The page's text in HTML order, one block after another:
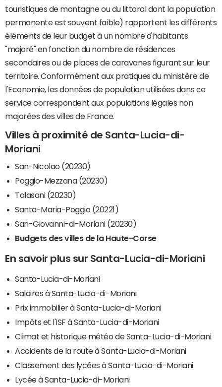
touristiques de montagne ou du littoral dont la population
permanente est souvent faible) rapportent les différents
éléments de leur budget à un nombre d'habitants
"majoré" en fonction du nombre de résidences
secondaires ou de places de caravanes figurant sur leur
territoire. Conformément aux pratiques du ministère de
l'Economie, les données de population utilisées dans ce
service correspondent aux populations légales non
majorées des villes de France.
Villes à proximité de Santa-Lucia-di-
Moriani
San-Nicolao (20230)
Poggio-Mezzana (20230)
Talasani (20230)
Santa-Maria-Poggio (20221)
San-Giovanni-di-Moriani (20230)
Budgets des villes de la Haute-Corse
En savoir plus sur Santa-Lucia-di-Moriani
Santa-Lucia-di-Moriani
Salaires à Santa-Lucia-di-Moriani
Prix immobilier à Santa-Lucia-di-Moriani
Impôts et l'ISF à Santa-Lucia-di-Moriani
Climat et historique météo de Santa-Lucia-di-Moriani
Accidents de la route à Santa-Lucia-di-Moriani
Classement des lycées à Santa-Lucia-di-Moriani
Lycée à Santa-Lucia-di-Moriani